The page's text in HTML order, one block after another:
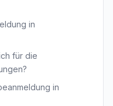
in
für die
in